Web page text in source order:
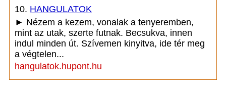
10. HANGULATOK
► Nézem a kezem, vonalak a tenyeremben,
mint az utak, szerte futnak. Becsukva, innen
indul minden út. Szívemen kinyitva, ide tér meg
a végtelen...
hangulatok.hupont.hu